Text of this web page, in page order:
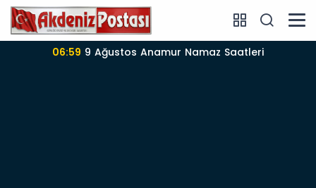
06:57 Anamur’da 09-08-2026 nöbetçi Eczane